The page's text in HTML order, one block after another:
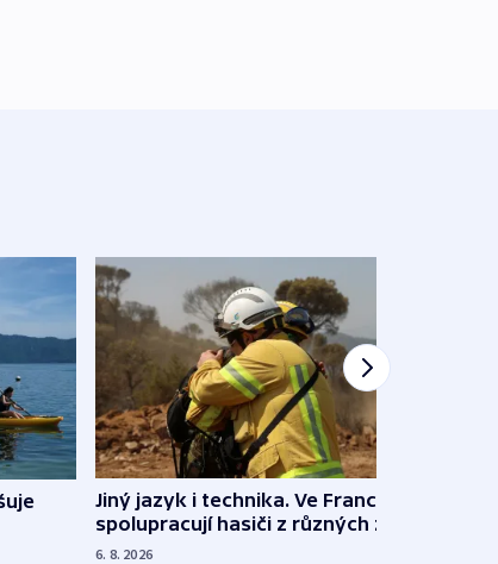
Jiný jazyk i technika. Ve Francii
spolupracují hasiči z různých zemí
6. 8. 2026